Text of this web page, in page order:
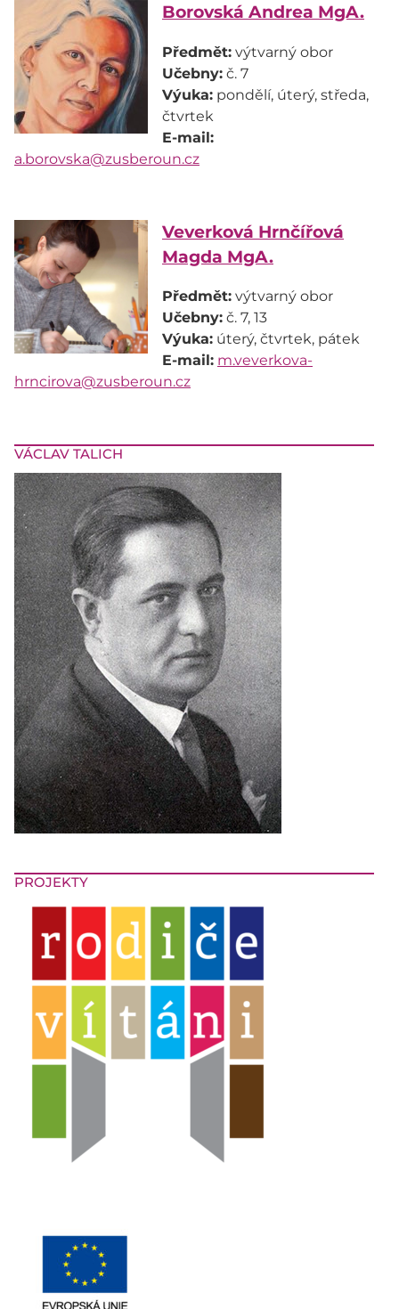
VÁCLAV TALICH
PROJEKTY
Borovská Andrea MgA.
Předmět:
Učebny:
Výuka: pondělí, úterý, středa,
E-mail:
a.borovska@zusberoun.cz
Veverková Hrnčířová
Magda MgA.
Předmět:
Učebny:
Výuka:
E-mail: m.veverkova-
hrncirova@zusberoun.cz